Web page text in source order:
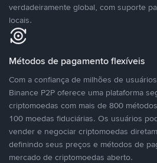
verdadeiramente global, com suporte
locais.
Métodos de pagamento flexíveis
Com a confiança de milhões de
Binance P2P oferece uma plataforma
criptomoedas com mais de 800
100 moedas fiduciárias. Os usuários
vender e negociar criptomoedas
definindo seus preços e métodos de
mercado de criptomoedas aberto.